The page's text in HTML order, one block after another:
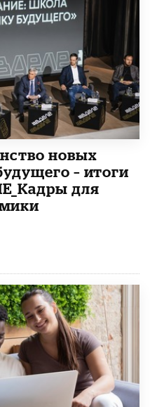
новых
– итоги
для